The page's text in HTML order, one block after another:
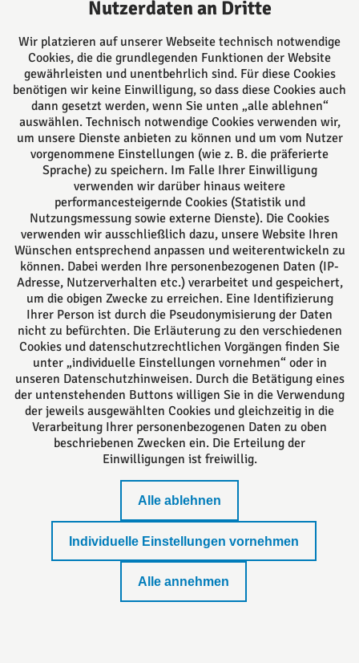
Ansässig in Lemgo beraten wir Sie kompetent in
vielen Rechtsgebieten sowohl durch unsere
Rechtsanwältinnen und Rechtsanwälte, als auch
durch unsere 5 Notarinnen und Notare. Alle können
auf langjährige Erfahrung zurückgreifen und Sie
daher bestmöglich beraten.
Folgen Sie uns auf
Das europäische Kanzlei-Netzwerk
Nutzerdaten an Dritte
Wir platzieren auf unserer Webseite technisch notwendige
Cookies, die die grundlegenden Funktionen der Website
gewährleisten und unentbehrlich sind. Für diese Cookies
benötigen wir keine Einwilligung, so dass diese Cookies auch
dann gesetzt werden, wenn Sie unten „alle ablehnen“
auswählen. Technisch notwendige Cookies verwenden wir,
um unsere Dienste anbieten zu können und um vom Nutzer
vorgenommene Einstellungen (wie z. B. die präferierte
Sprache) zu speichern. Im Falle Ihrer Einwilligung
verwenden wir darüber hinaus weitere
performancesteigernde Cookies (Statistik und
Nutzungsmessung sowie externe Dienste). Die Cookies
verwenden wir ausschließlich dazu, unsere Website Ihren
Wünschen entsprechend anpassen und weiterentwickeln zu
können. Dabei werden Ihre personenbezogenen Daten (IP-
Adresse, Nutzerverhalten etc.) verarbeitet und gespeichert,
um die obigen Zwecke zu erreichen. Eine Identifizierung
Ihrer Person ist durch die Pseudonymisierung der Daten
nicht zu befürchten. Die Erläuterung zu den verschiedenen
Cookies und datenschutzrechtlichen Vorgängen finden Sie
unter „individuelle Einstellungen vornehmen“ oder in
unseren Datenschutzhinweisen. Durch die Betätigung eines
der untenstehenden Buttons willigen Sie in die Verwendung
der jeweils ausgewählten Cookies und gleichzeitig in die
Verarbeitung Ihrer personenbezogenen Daten zu oben
beschriebenen Zwecken ein. Die Erteilung der
Einwilligungen ist freiwillig.
Alle ablehnen
Individuelle Einstellungen vornehmen
Alle annehmen